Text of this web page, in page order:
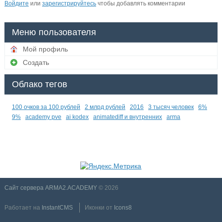
Войдите или зарегистрируйтесьчтобы добавлять комментарии
Меню пользователя
Мой профиль
Создать
Облако тегов
100 очков за 100 рублей 2 млрд рублей 2016 3 тысяч человек
6%
9%
academy pve ai kodex animatediff и внутренних arma
Сайт сервера ARMA2.ACADEMY© 2026
Работает на InstantCMS Иконки от Icons8